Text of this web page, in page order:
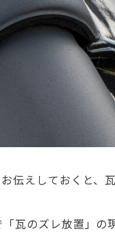
伝えしておくと、
瓦のズレ放置」の